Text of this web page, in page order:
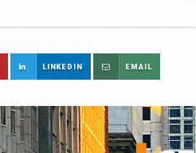
LINKEDIN EMAIL